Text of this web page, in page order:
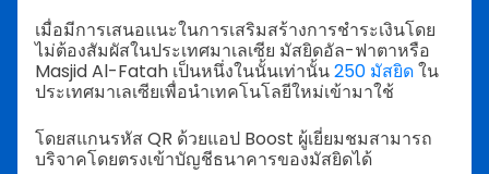
เมื่อมีการเสนอแนะในการเสริมสร้างการชำระเงินโดย
ไม่ต้องสัมผัสในประเทศมาเลเซีย มัสยิดอัล-ฟาตาหรือ
Masjid Al-Fatah เป็นหนึ่งในนั้นเท่านั้น250 มัสยิดใน
ประเทศมาเลเซียเพื่อนำเทคโนโลยีใหม่เข้ามาใช้
โดยสแกนรหัส QR ด้วยแอป Boost ผู้เยี่ยมชมสามารถ
บริจาคโดยตรงเข้าบัญชีธนาคารของมัสยิดได้